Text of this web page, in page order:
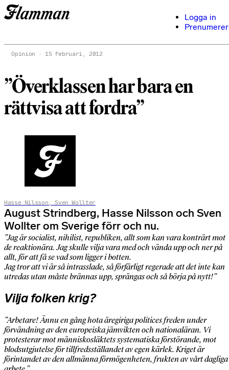
Logga in
Opinion 15 februari, 2012
”Överklassen har bara en
rättvisa att fordra”
Hasse Nilsson, Sven Wollter
August Strindberg, Hasse Nilsson och Sven
Wollter om Sverige förr och nu.
”Jag är socialist, nihilist, republiken, allt som kan vara konträrt mot
de reaktionära. Jag skulle vilja vara med och vända upp och ner på
allt, för att få se vad som ligger i botten.
Jag tror att vi är så intrasslade, så förfärligt regerade att det inte kan
utredas utan måste brännas upp, sprängas och så börja på nytt!”
Vilja folken krig?
”Arbetare! Ännu en gång hota äregiriga politices freden under
förvändning av den europeiska jämvikten och nationaläran. Vi
protesterar mot människosläktets systematiska förstörande, mot
blodsutgjutelse för tillfredsställandet av egen kärlek. Kriget är
förintandet av den allmänna förmögenheten, frukten av vårt dagliga